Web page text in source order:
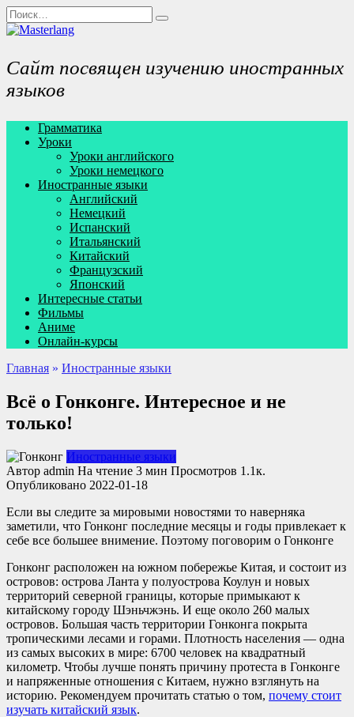
Перейти
к
содержанию
Search
for:
Сайт посвящен изучению иностранных
языков
Грамматика
Уроки
Уроки английского
Уроки немецкого
Иностранные языки
Английский
Немецкий
Испанский
Итальянский
Китайский
Французский
Японский
Интересные статьи
Фильмы
Аниме
Онлайн-курсы
Главная » Иностранные языки
Всё о Гонконге. Интересное и не
только!
Иностранные языки
Автор admin На чтение 3 мин Просмотров 1.1к.
Опубликовано 2022-01-18
Если вы следите за мировыми новостями то наверняка
заметили, что Гонконг последние месяцы и годы привлекает к
себе все большее внимение. Поэтому поговорим о Гонконге
Гонконг расположен на южном побережье Китая, и состоит из
островов: острова Ланта у полуострова Коулун и новых
территорий северной границы, которые примыкают к
китайскому городу Шэньчжэнь. И еще около 260 малых
островов. Большая часть территории Гонконга покрыта
тропическими лесами и горами. Плотность населения — одна
из самых высоких в мире: 6700 человек на квадратный
километр. Чтобы лучше понять причину протеста в Гонконге
и напряженные отношения с Китаем, нужно взглянуть на
историю. Рекомендуем прочитать статью о том, почему стоит
изучать китайский язык.